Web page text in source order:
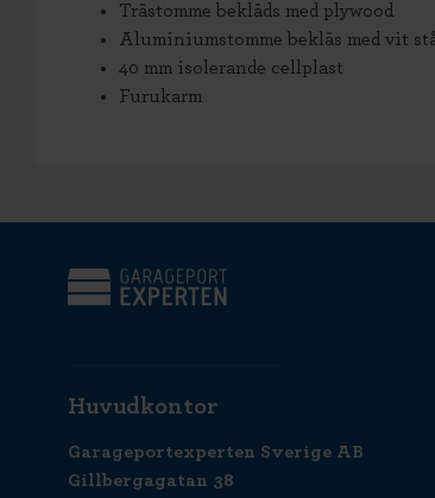
Trästomme bekläds med plywood
Aluminiumstomme bekläs med vit
40 mm isolerande cellplast
Furukarm
Huvudkontor
Garageportexperten Sverige AB
Gillbergagatan 38